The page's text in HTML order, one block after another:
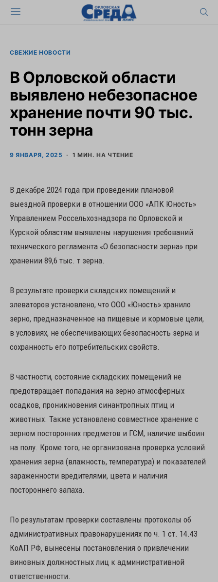
СВЕЖИЕ НОВОСТИ
В Орловской области
выявлено небезопасное
хранение почти 90 тыс.
тонн зерна
9 ЯНВАРЯ, 2025 1 МИН. НА ЧТЕНИЕ
В декабре 2024 года при проведении плановой
выездной проверки в отношении ООО «АПК Юность»
Управлением Россельхознадзора по Орловской и
Курской областям выявлены нарушения требований
технического регламента «О безопасности зерна» при
хранении 89,6 тыс. т зерна.
В результате проверки складских помещений и
элеваторов установлено, что ООО «Юность» хранило
зерно, предназначенное на пищевые и кормовые цели,
в условиях, не обеспечивающих безопасность зерна и
сохранность его потребительских свойств.
В частности, состояние складских помещений не
предотвращает попадания на зерно атмосферных
осадков, проникновения синантропных птиц и
животных. Также установлено совместное хранение с
зерном посторонних предметов и ГСМ, наличие выбоин
на полу. Кроме того, не организована проверка условий
хранения зерна (влажность, температура) и показателей
зараженности вредителями, цвета и наличия
постороннего запаха.
По результатам проверки составлены протоколы об
административных правонарушениях по ч. 1 ст. 14.43
КоАП РФ, вынесены постановления о привлечении
виновных должностных лиц к административной
ответственности.